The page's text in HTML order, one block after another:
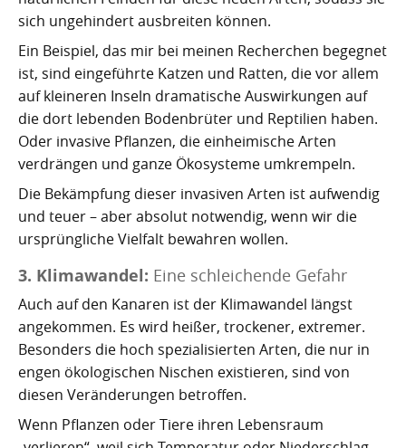
sich ungehindert ausbreiten können.
Ein Beispiel, das mir bei meinen Recherchen begegnet
ist, sind eingeführte Katzen und Ratten, die vor allem
auf kleineren Inseln dramatische Auswirkungen auf
die dort lebenden Bodenbrüter und Reptilien haben.
Oder invasive Pflanzen, die einheimische Arten
verdrängen und ganze Ökosysteme umkrempeln.
Die Bekämpfung dieser invasiven Arten ist aufwendig
und teuer – aber absolut notwendig, wenn wir die
ursprüngliche Vielfalt bewahren wollen.
3. Klimawandel: Eine schleichende Gefahr
Auch auf den Kanaren ist der Klimawandel längst
angekommen. Es wird heißer, trockener, extremer.
Besonders die hoch spezialisierten Arten, die nur in
engen ökologischen Nischen existieren, sind von
diesen Veränderungen betroffen.
Wenn Pflanzen oder Tiere ihren Lebensraum